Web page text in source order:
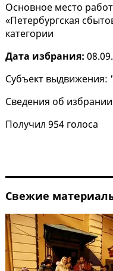
Основное место
«Петербургская
категории
Дата избрания:
Субъект выдвижения:
Сведения об
Получил 954 голоса
Свежие